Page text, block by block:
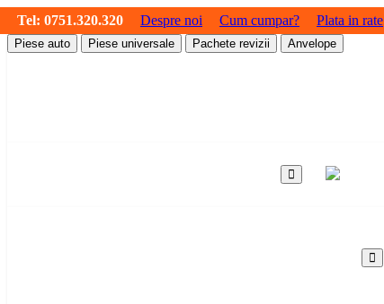
Tel:0751.320.320 Despre noi Cum cumpar? Plata in rate
Piese auto Piese universale Pachete revizii Anvelope